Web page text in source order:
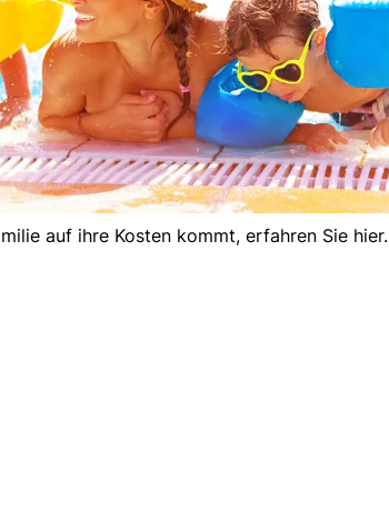
auf ihre Kosten kommt, erfahren Sie